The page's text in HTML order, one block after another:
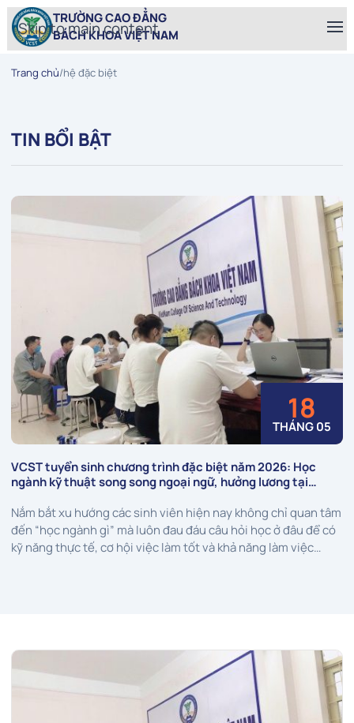
Skip to main content
TRƯỜNG CAO ĐẲNG
BÁCH KHOA VIỆT NAM
Trang chủ/hệ đặc biệt
TIN BỔI BẬT
18
THÁNG 05
VCST tuyển sinh chương trình đặc biệt năm 2026: Học
ngành kỹ thuật song song ngoại ngữ, hưởng lương tại
Nắm bắt xu hướng các sinh viên hiện nay không chỉ quan tâm
đến “học ngành gì” mà luôn đau đáu câu hỏi học ở đâu để có
kỹ năng thực tế, cơ hội việc làm tốt và khả năng làm việc